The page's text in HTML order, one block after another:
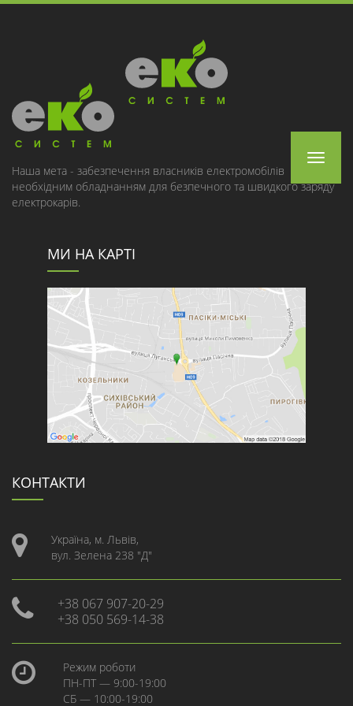
Toggle
Наша мета - забезпечення власників електромобілів
необхідним обладнанням для безпечного та швидкого заряду
електрокарів.
МИ НА КАРТІ
КОНТАКТИ
Україна, м. Львів,
вул. Зелена 238 "Д"
+38 067 907-20-29
+38 050 569-14-38
Режим роботи
ПН-ПТ — 9:00-19:00
СБ — 10:00-19:00